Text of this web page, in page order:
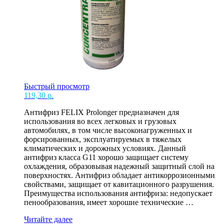
Быстрый просмотр
119,30 р.
Антифриз FELIX Prolonger предназначен для
использования во всех легковых и грузовых
автомобилях, в том числе высоконагруженных и
форсированных, эксплуатируемых в тяжелых
климатических и дорожных условиях. Данный
антифриз класса G11 хорошо защищает систему
охлаждения, образовывая надежный защитный слой на
поверхностях. Антифриз обладает антикоррозионными
свойствами, защищает от кавитационного разрушения.
Преимущества использования антифриза: недопускает
пенообразования, имеет хорошие технические …
АНТИФРИЗ
Читайте далее